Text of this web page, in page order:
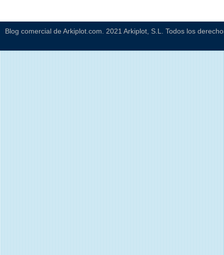
Blog comercial de Arkiplot.com. 2021 Arkiplot, S.L. Todos los